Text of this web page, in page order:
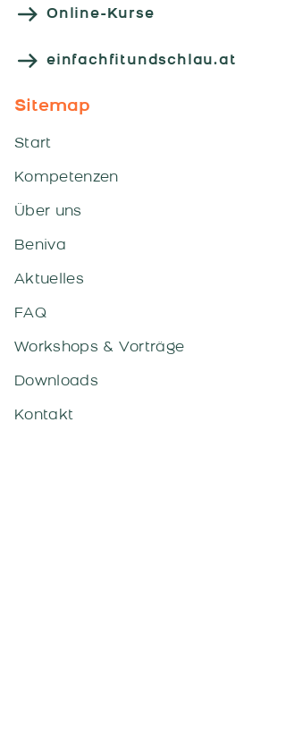
Online-Kurse
einfachfitundschlau.at
Sitemap
Start
Kompetenzen
Über uns
Beniva
Aktuelles
FAQ
Workshops & Vorträge
Downloads
Kontakt